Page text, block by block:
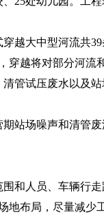
大中型河流共39
越将对部分河流
管试压废水以及
场噪声和清管废
人员、车辆行走
地布局，尽量减少